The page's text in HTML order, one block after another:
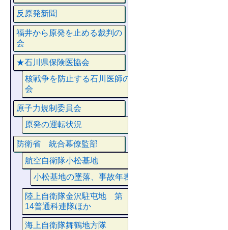
反原発新聞
福井から原発を止める裁判の
会
★石川県保険医協会
核戦争を防止する石川医師の
会
原子力規制委員会
原発の運転状況
防衛省 統合幕僚監部
航空自衛隊小松基地
小松基地の墜落、事故年表
陸上自衛隊金沢駐屯地 第
14普通科連隊ほか
海上自衛隊舞鶴地方隊